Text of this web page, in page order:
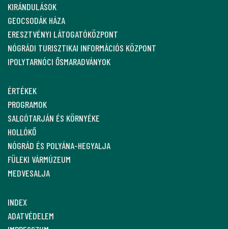
KIRÁNDULÁSOK
GEOCSODÁK HÁZA
ERESZTVÉNYI LÁTOGATÓKÖZPONT
NÓGRÁDI TURISZTIKAI INFORMÁCIÓS KÖZPONT
IPOLYTARNÓCI ŐSMARADVÁNYOK
ÉRTÉKEK
PROGRAMOK
SALGÓTARJÁN ÉS KÖRNYÉKE
HOLLÓKŐ
NÓGRÁD ÉS POLYÁNA-HEGYALJA
FÜLEKI VÁRMÚZEUM
MEDVESALJA
INDEX
ADATVÉDELEM